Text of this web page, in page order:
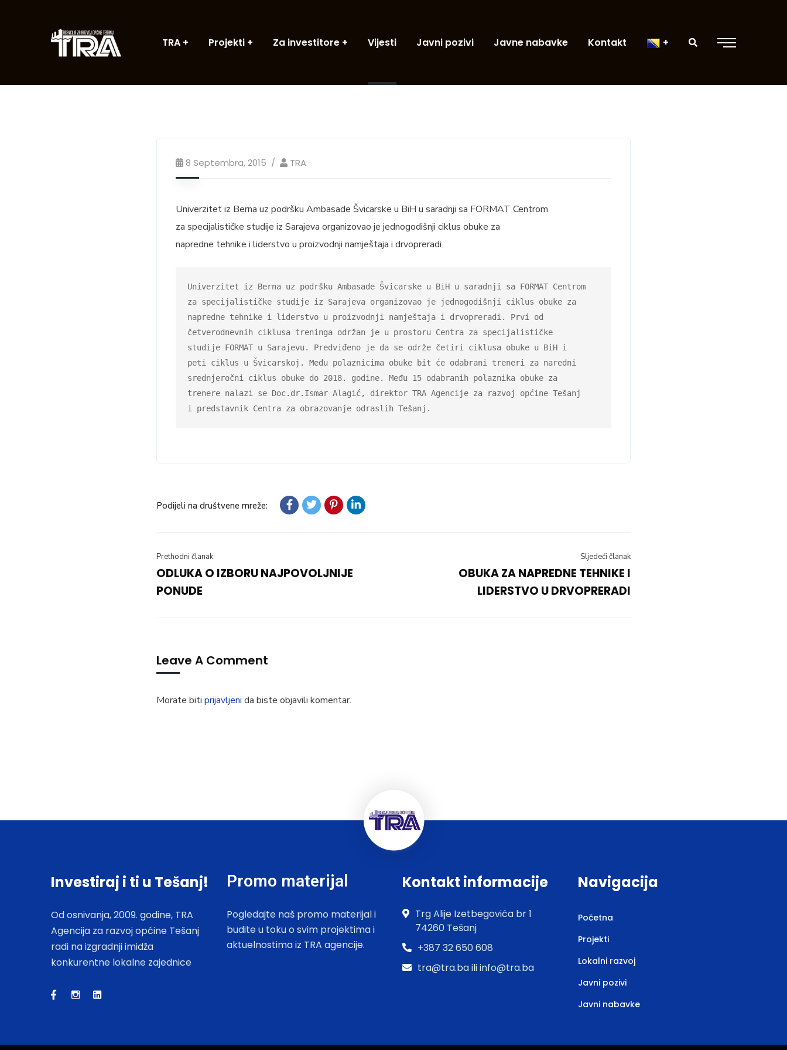
TRA Projekti Za investitore Vijesti Javni pozivi Javne nabavke Kontakt
8 Septembra, 2015 TRA
Univerzitet iz Berna uz podršku Ambasade Švicarske u BiH u saradnji sa FORMAT Centrom
za specijalističke studije iz Sarajeva organizovao je jednogodišnji ciklus obuke za
napredne tehnike i liderstvo u proizvodnji namještaja i drvopreradi.
Univerzitet iz Berna uz podršku Ambasade Švicarske u BiH u saradnji sa FORMAT Centrom
za specijalističke studije iz Sarajeva organizovao je jednogodišnji ciklus obuke za
napredne tehnike i liderstvo u proizvodnji namještaja i drvopreradi. Prvi od
četverodnevnih ciklusa treninga održan je u prostoru Centra za specijalističke
studije FORMAT u Sarajevu. Predviđeno je da se održe četiri ciklusa obuke u BiH i
peti ciklus u Švicarskoj. Među polaznicima obuke bit će odabrani treneri za naredni
srednjeročni ciklus obuke do 2018. godine. Među 15 odabranih polaznika obuke za
trenere nalazi se Doc.dr.Ismar Alagić, direktor TRA Agencije za razvoj općine Tešanj
i predstavnik Centra za obrazovanje odraslih Tešanj.
Podijeli na društvene mreže:
Prethodni članak
ODLUKA O IZBORU NAJPOVOLJNIJE
PONUDE
Sljedeći članak
OBUKA ZA NAPREDNE TEHNIKE I
LIDERSTVO U DRVOPRERADI
Leave A Comment
Morate biti prijavljeni da biste objavili komentar.
Investiraj i ti u Tešanj!
Od osnivanja, 2009. godine, TRA
Agencija za razvoj općine Tešanj
radi na izgradnji imidža
konkurentne lokalne zajednice
Promo materijal
Pogledajte naš promo materijal i
budite u toku o svim projektima i
aktuelnostima iz TRA agencije.
Kontakt informacije
Trg Alije Izetbegovića br 1
74260 Tešanj
+387 32 650 608
tra@tra.ba ili info@tra.ba
Navigacija
Početna
Projekti
Lokalni razvoj
Javni pozivi
Javni nabavke